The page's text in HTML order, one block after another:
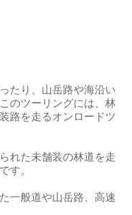
たり、山岳路や海沿い
のツーリングには、林
路を走るオンロードツ
れた未舗装の林道を走
す。
一般道や山岳路、高速